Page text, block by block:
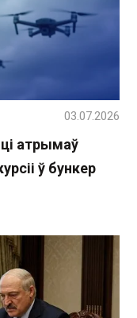
атрымаў
ў бункер
03.07.2026